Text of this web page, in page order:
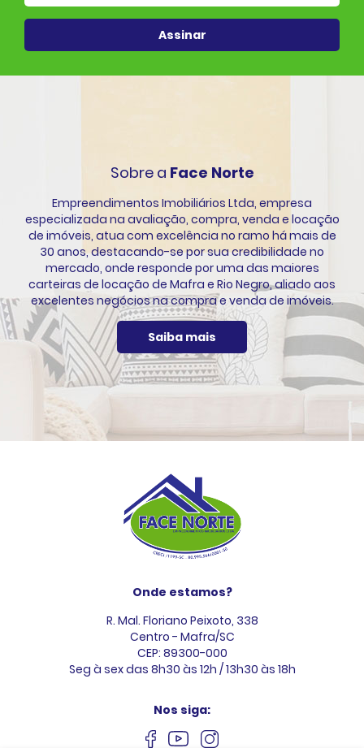
Assinar
Sobre a Face Norte
Empreendimentos Imobiliários Ltda, empresa
especializada na avaliação, compra, venda e locação
de imóveis, atua com excelência no ramo há mais de
30 anos, destacando-se por sua credibilidade no
mercado, onde responde por uma das maiores
carteiras de locação de Mafra e Rio Negro, aliado aos
excelentes negócios na compra e venda de imóveis.
Saiba mais
Onde estamos?
R. Mal. Floriano Peixoto, 338
Centro - Mafra/SC
CEP: 89300-000
Seg à sex das 8h30 às 12h / 13h30 às 18h
Nos siga: